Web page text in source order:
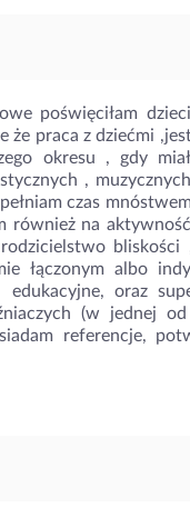
poświęciłam
że praca z dziećmi
okresu , gdy
,
czas
na
bliskości
łączonym albo
edukacyjne, oraz
(w jednej
referencje,